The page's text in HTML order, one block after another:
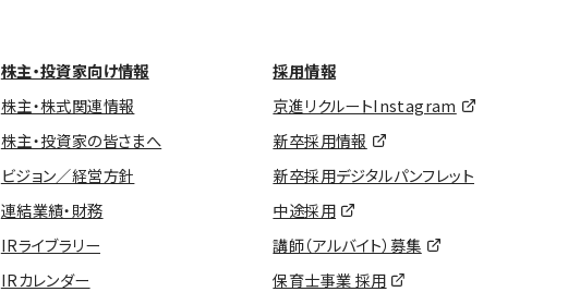
株主・投資家向け情報
株主・株式関連情報
株主・投資家の皆さまへ
ビジョン／経営方針
連結業績・財務
IRライブラリー
IRカレンダー
採用情報
京進リクルートInstagram
新卒採用情報
新卒採用デジタルパンフレット
中途採用
講師（アルバイト）募集
保育士事業 採用